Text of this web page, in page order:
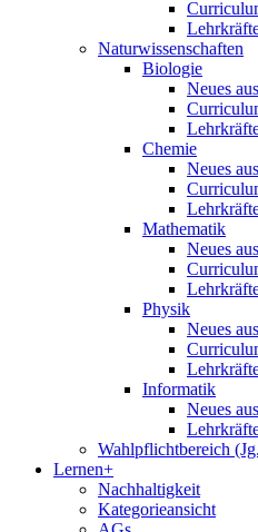
Naturwissenschaften
Biologie
Neues
Chemie
Neues
Mathematik
Neues
Physik
Neues
Informatik
Neues
Wahlpflichtbereich
Lernen+
Nachhaltigkeit
Kategorieansicht